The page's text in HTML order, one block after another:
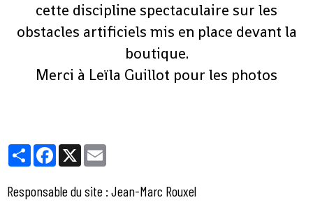
cette discipline spectaculaire sur les
obstacles artificiels mis en place devant la
boutique.
Merci à Leïla Guillot pour les photos
PartagerFacebook
X
Responsable du site : Jean-Marc Rouxel